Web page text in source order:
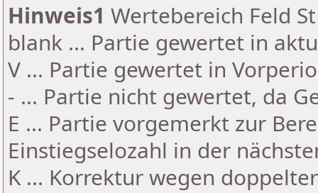
Hinweis1 Wertebereich Feld
blank ... Partie gewertet in
V ... Partie gewertet in
- ... Partie nicht gewertet, da
E ... Partie vorgemerkt zur
Einstiegselozahl in der
K ... Korrektur wegen